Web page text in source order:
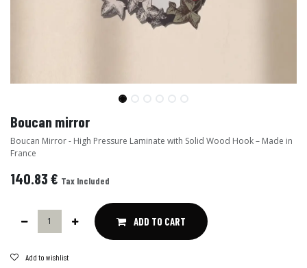
Boucan mirror
Boucan Mirror - High Pressure Laminate with Solid Wood Hook – Made in
France
140.83€ Tax Included
ADD TO CART
Add to wishlist